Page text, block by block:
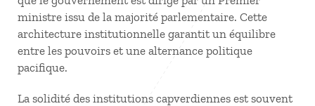
ministre issu de la majorité parlementaire. Cette
architecture institutionnelle garantit un équilibre
entre les pouvoirs et une alternance politique
pacifique.
La solidité des institutions capverdiennes est souvent